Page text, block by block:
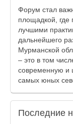
Форум стал
площадкой, где
лучшими
дальнейшего
Мурманской
– это в том
современную и
самых юных
Последние